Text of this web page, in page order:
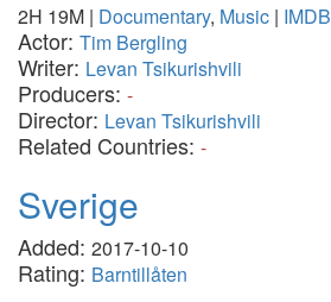
2H 19M | Documentary, Music | IMDB
Actor: Tim Bergling
Writer: Levan Tsikurishvili
Producers: -
Director: Levan Tsikurishvili
Related Countries: -
Sverige
Added: 2017-10-10
Rating: Barntillåten